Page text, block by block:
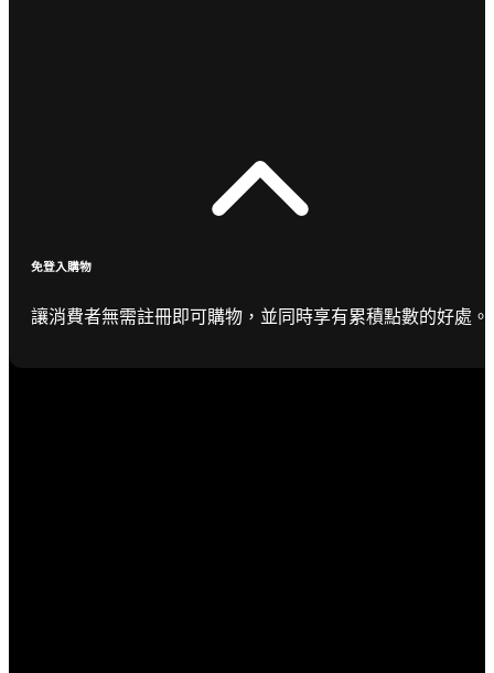
免登入購物
讓消費者無需註冊即可購物，並同時享有累積點數的好處。